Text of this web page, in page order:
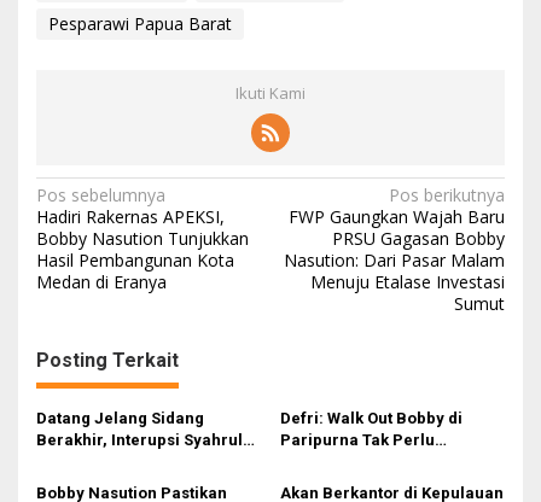
Pesparawi Papua Barat
Ikuti Kami
N
a
v
a
s
i
Pos sebelumnya
Hadiri Rakernas APEKSI,
Bobby Nasution Tunjukkan
Hasil Pembangunan Kota
Medan di Eranya
Pos berikutnya
FWP Gaungkan Wajah Baru
PRSU Gagasan Bobby
Nasution: Dari Pasar Malam
Menuju Etalase Investasi
Sumut
Posting Terkait
Datang Jelang Sidang
Berakhir, Interupsi Syahrul
DPRD Sumut Tuai Sorotan
Defri: Walk Out Bobby di
Paripurna Tak Perlu
Kourum
Bobby Nasution Pastikan
Akan Berkantor di Kepulauan